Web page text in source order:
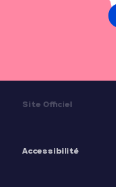
Site Officiel
Accessibilité